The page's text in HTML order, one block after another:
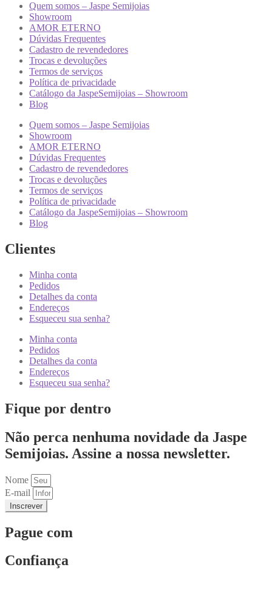
Quem somos – Jaspe Semijoias
Showroom
AMOR ETERNO
Dúvidas Frequentes
Cadastro de revendedores
Trocas e devoluções
Termos de serviços
Política de privacidade
Catálogo da JaspeSemijoias – Showroom
Blog
Quem somos – Jaspe Semijoias
Showroom
AMOR ETERNO
Dúvidas Frequentes
Cadastro de revendedores
Trocas e devoluções
Termos de serviços
Política de privacidade
Catálogo da JaspeSemijoias – Showroom
Blog
Clientes
Minha conta
Pedidos
Detalhes da conta
Endereços
Esqueceu sua senha?
Minha conta
Pedidos
Detalhes da conta
Endereços
Esqueceu sua senha?
Fique por dentro
Não perca nenhuma novidade da Jaspe
Semijoias. Assine a nossa newsletter.
Nome
E-mail
Inscrever
Pague com
Confiança